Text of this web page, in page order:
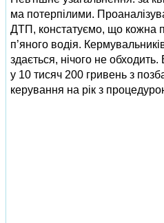
ма потерпілими.
ДТП, констатуємо, що кожна
п’яного водія.
здається, нічого не
у 10 тисяч 200 гривень з
керування на рік з